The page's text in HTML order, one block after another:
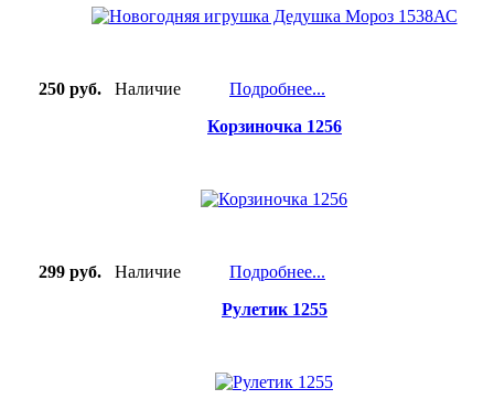
250 руб. Наличие
Подробнее...
Корзиночка 1256
299 руб. Наличие
Подробнее...
Рулетик 1255